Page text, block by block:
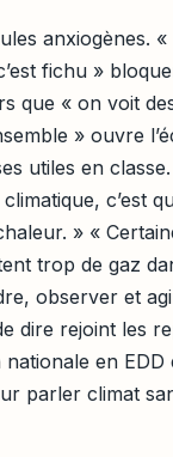
anxiogènes.
fichu »
que « on voit
» ouvre
utiles en
c’est
» «
trop de gaz
observer et
dire rejoint les
nationale en
parler climat